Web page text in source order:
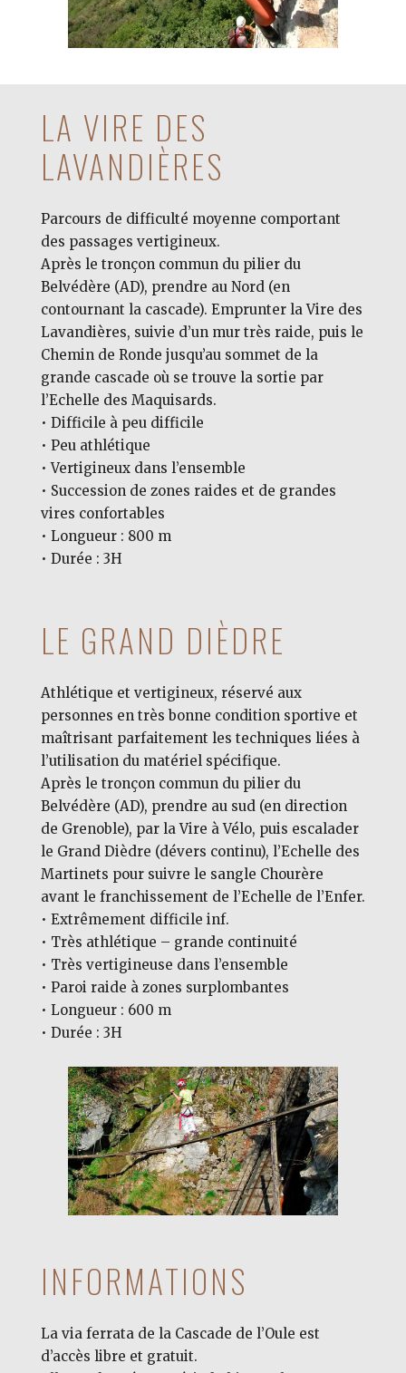
LA VIRE DES
LAVANDIÈRES
Parcours de difficulté moyenne comportant
des passages vertigineux.
Après le tronçon commun du pilier du
Belvédère (AD), prendre au Nord (en
contournant la cascade). Emprunter la Vire des
Lavandières, suivie d’un mur très raide, puis le
Chemin de Ronde jusqu’au sommet de la
grande cascade où se trouve la sortie par
l’Echelle des Maquisards.
• Difficile à peu difficile
• Peu athlétique
• Vertigineux dans l’ensemble
• Succession de zones raides et de grandes
vires confortables
• Longueur : 800 m
• Durée : 3H
LE GRAND DIÈDRE
Athlétique et vertigineux, réservé aux
personnes en très bonne condition sportive et
maîtrisant parfaitement les techniques liées à
l’utilisation du matériel spécifique.
Après le tronçon commun du pilier du
Belvédère (AD), prendre au sud (en direction
de Grenoble), par la Vire à Vélo, puis escalader
le Grand Dièdre (dévers continu), l’Echelle des
Martinets pour suivre le sangle Chourère
avant le franchissement de l’Echelle de l’Enfer.
• Extrêmement difficile inf.
• Très athlétique – grande continuité
• Très vertigineuse dans l’ensemble
• Paroi raide à zones surplombantes
• Longueur : 600 m
• Durée : 3H
INFORMATIONS
La via ferrata de la Cascade de l’Oule est
d’accès libre et gratuit.